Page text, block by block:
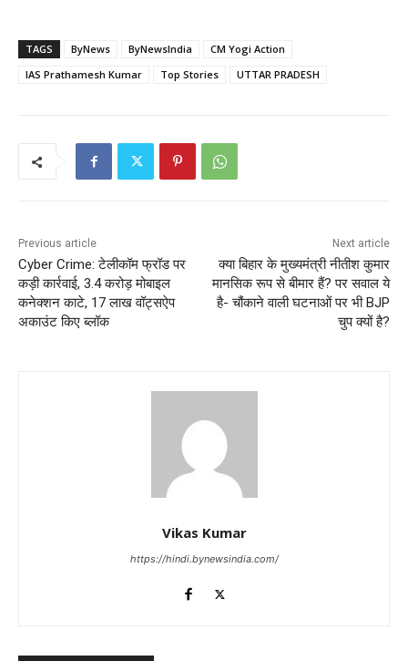
TAGS ByNews ByNewsIndia
CM Yogi Action
IAS Prathamesh Kumar
Top Stories UTTAR PRADESH
Previous article
Cyber ​​Crime: टेलीकॉम फ्रॉड पर
कड़ी कार्रवाई, 3.4 करोड़ मोबाइल
कनेक्शन काटे, 17 लाख वॉट्सऐप
अकाउंट किए ब्लॉक
Next article
क्या बिहार के मुख्यमंत्री नीतीश कुमार
मानसिक रूप से बीमार हैं? पर सवाल ये
है- चौंकाने वाली घटनाओं पर भी BJP
चुप क्यों है?
Vikas Kumar
https://hindi.bynewsindia.com/